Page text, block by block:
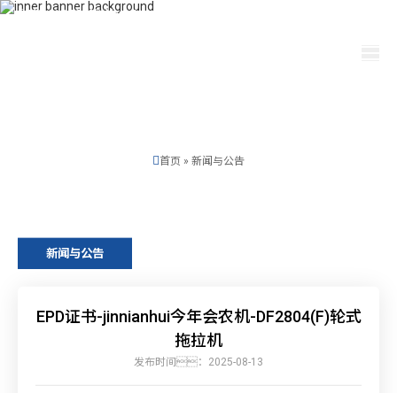
400-115-2288 dfam@ti-plating.com
首页 » 新闻与公告
新闻与公告
EPD证书-jinnianhui今年会农机-DF2804(F)轮式
拖拉机
发布时间：2025-08-13